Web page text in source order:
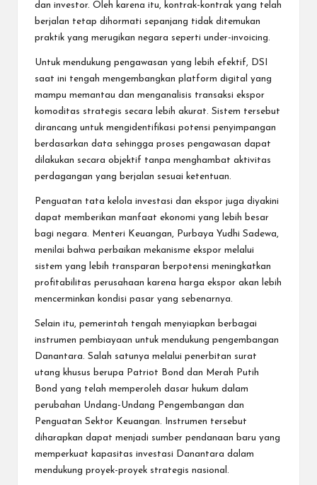
dan investor. Oleh karena itu, kontrak-kontrak yang telah
berjalan tetap dihormati sepanjang tidak ditemukan
praktik yang merugikan negara seperti under-invoicing.
Untuk mendukung pengawasan yang lebih efektif, DSI
saat ini tengah mengembangkan platform digital yang
mampu memantau dan menganalisis transaksi ekspor
komoditas strategis secara lebih akurat. Sistem tersebut
dirancang untuk mengidentifikasi potensi penyimpangan
berdasarkan data sehingga proses pengawasan dapat
dilakukan secara objektif tanpa menghambat aktivitas
perdagangan yang berjalan sesuai ketentuan.
Penguatan tata kelola investasi dan ekspor juga diyakini
dapat memberikan manfaat ekonomi yang lebih besar
bagi negara. Menteri Keuangan, Purbaya Yudhi Sadewa,
menilai bahwa perbaikan mekanisme ekspor melalui
sistem yang lebih transparan berpotensi meningkatkan
profitabilitas perusahaan karena harga ekspor akan lebih
mencerminkan kondisi pasar yang sebenarnya.
Selain itu, pemerintah tengah menyiapkan berbagai
instrumen pembiayaan untuk mendukung pengembangan
Danantara. Salah satunya melalui penerbitan surat
utang khusus berupa Patriot Bond dan Merah Putih
Bond yang telah memperoleh dasar hukum dalam
perubahan Undang-Undang Pengembangan dan
Penguatan Sektor Keuangan. Instrumen tersebut
diharapkan dapat menjadi sumber pendanaan baru yang
memperkuat kapasitas investasi Danantara dalam
mendukung proyek-proyek strategis nasional.